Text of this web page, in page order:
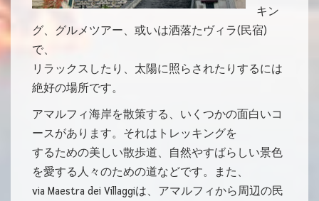
キン
グ、グルメツアー、或いは洒落たヴィラ(民宿)
で、
リラックスしたり、太陽に照らされたりするには
絶好の場所です。
アマルフィ海岸を散策する、いくつかの面白いコ
ースがあります。それはトレッキングを
するための美しい散歩道、自然やすばらしい景色
を愛する人々のための道などです。また、
via Maestra dei Villaggiは、アマルフィから周辺の民